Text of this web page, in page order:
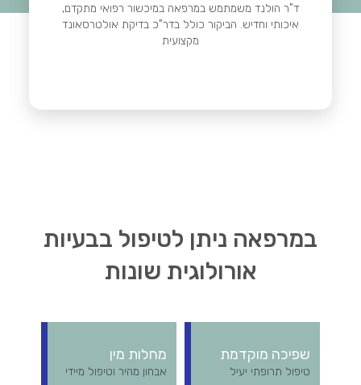
ד"ר הולנד משמתמש במרפאה במיכשור רפואי מתקדם,
איכותי וחדיש. הביקור כולל בדר"כ בדיקת אולטרסאונד
מקצועית
במרפאה ניתן לטיפול בבעיות
אורולוגית שונות
שפיכה מוקדמת
טיפול תרופתי יעיל
מחלות מין
אבחון מהיר וטיפול מיידי